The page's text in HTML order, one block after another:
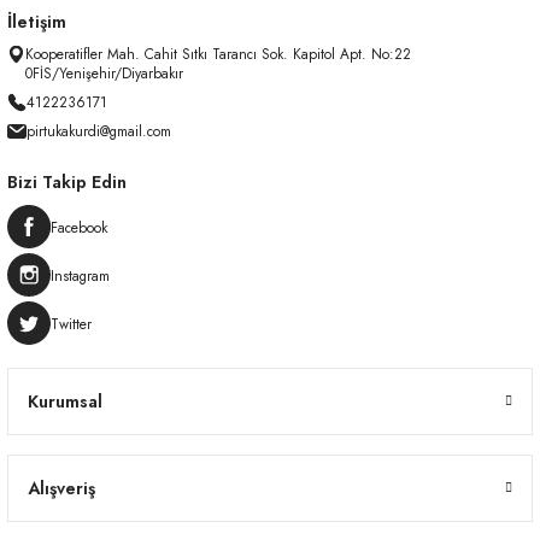
İletişim
Kooperatifler Mah. Cahit Sıtkı Tarancı Sok. Kapitol Apt. No:22
0FİS/Yenişehir/Diyarbakır
4122236171
pirtukakurdi@gmail.com
Kurumsal
Alışveriş
Bizi Takip Edin
Facebook
Instagram
Twitter